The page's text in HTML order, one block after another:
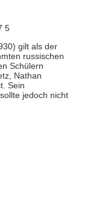
5
gilt als der
russischen
Schülern
Nathan
Sein
jedoch nicht